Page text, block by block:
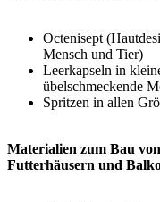
Octenisept
Mensch und Tier)
Leerkapseln in
übelschmeckende
Spritzen in allen
Materialien zum Bau
Futterhäusern und